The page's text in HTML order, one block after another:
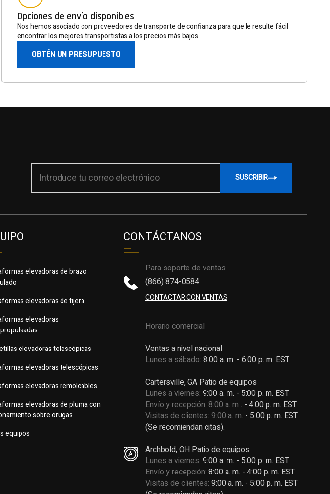
Opciones de envío disponibles
Nos hemos asociado con proveedores de transporte de confianza para que le resulte fácil
encontrar los mejores transportistas a los precios más bajos.
OBTÉN UN PRESUPUESTO
SUSCRIBIR
elevadoras de brazo
elevadoras de tijera
elevadoras
elevadoras telescópicas
elevadoras telescópicas
elevadoras remolcables
elevadoras de pluma con
sobre orugas
equipos
CONTÁCTANOS
Para soporte de ventas
(866) 874-0584
CONTACTAR CON VENTAS
Horario comercial
Ventas a nivel nacional
Lunes a sábado: 8:00 a. m. - 6:00 p. m. EST
Cartersville, GA Patio de equipos
Lunes a viernes: 9:00 a. m. - 5:00 p. m. EST
Envío y recepción: 8:00 a. m . - 4:00 p. m. EST
Visitas de clientes: 9:00 a. m. - 5:00 p. m. EST
(Se recomiendan citas).
Archbold, OH Patio de equipos
Lunes a viernes: 9:00 a. m. - 5:00 p. m. EST
Envío y recepción: 8:00 a. m. - 4:00 p. m. EST
Visitas de clientes: 9:00 a. m. - 5:00 p. m. EST